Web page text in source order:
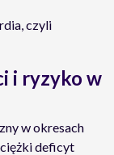
czyli
i ryzyko w
w okresach
deficyt